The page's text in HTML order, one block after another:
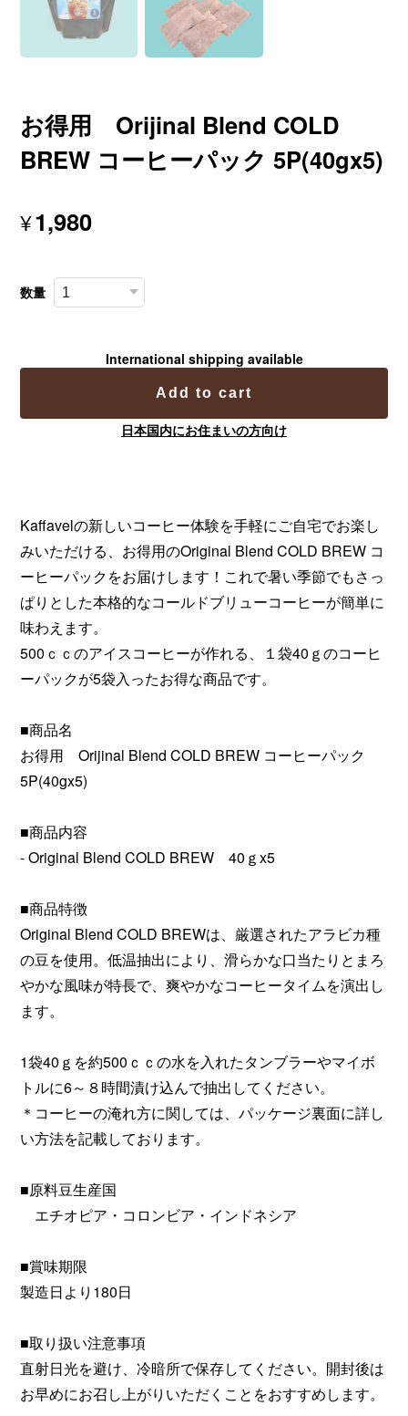
お得用 Orijinal Blend COLD
BREW コーヒーパック 5P(40gx5)
¥1,980
数量
International shipping available
Add to cart
日本国内にお住まいの方向け
Kaffavelの新しいコーヒー体験を手軽にご自宅でお楽し
みいただける、お得用のOriginal Blend COLD BREW コ
ーヒーパックをお届けします！これで暑い季節でもさっ
ぱりとした本格的なコールドブリューコーヒーが簡単に
味わえます。
500ｃｃのアイスコーヒーが作れる、１袋40ｇのコーヒ
ーパックが5袋入ったお得な商品です。
■商品名
お得用 Orijinal Blend COLD BREW コーヒーパック
5P(40gx5)
■商品内容
- Original Blend COLD BREW 40ｇx5
■商品特徴
Original Blend COLD BREWは、厳選されたアラビカ種
の豆を使用。低温抽出により、滑らかな口当たりとまろ
やかな風味が特長で、爽やかなコーヒータイムを演出し
ます。
1袋40ｇを約500ｃｃの水を入れたタンブラーやマイボ
トルに6～８時間漬け込んで抽出してください。
＊コーヒーの淹れ方に関しては、パッケージ裏面に詳し
い方法を記載しております。
■原料豆生産国
エチオピア・コロンビア・インドネシア
■賞味期限
製造日より180日
■取り扱い注意事項
直射日光を避け、冷暗所で保存してください。開封後は
お早めにお召し上がりいただくことをおすすめします。